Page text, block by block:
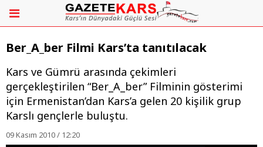
Ber_A_ber Filmi Kars’ta tanıtılacak
Kars ve Gümrü arasında çekimleri
gerçekleştirilen “Ber_A_ber” Filminin gösterimi
için Ermenistan’dan Kars’a gelen 20 kişilik grup
Karslı gençlerle buluştu.
09 Kasım 2010 / 12:20